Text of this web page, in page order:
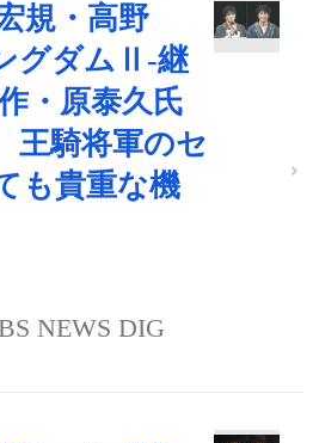
規・高野
グダムⅡ-継
・原泰久氏
騎将軍のセ
も貴重な機
NEWS DIG